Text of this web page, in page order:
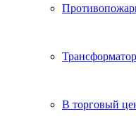
В торговый